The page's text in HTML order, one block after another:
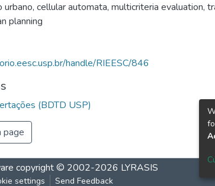
urbano, cellular automata, multicriteria evaluation,
planning
handle/RIEESC/846
(BDTD USP)
page
copyright © 2002-2026 LYRASIS
settings Send Feedback